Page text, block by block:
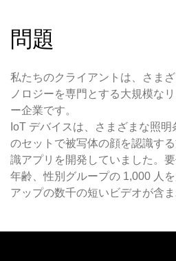
問題
私たちのクライアントは、さま
ノロジーを専門とする大規模な
ー企業です。
IoT デバイスは、さまざまな照
のセットで被写体の顔を認識す
識アプリを開発していました。
年齢、性別グループの 1,000 人
アップの数千の短いビデオが含ま